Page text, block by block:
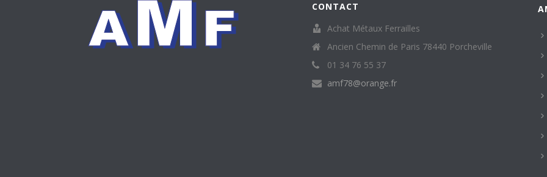
CONTACT
Achat Métaux Ferrailles
Ancien Chemin de Paris 78440 Porcheville
01 34 76 55 37
amf78@orange.fr